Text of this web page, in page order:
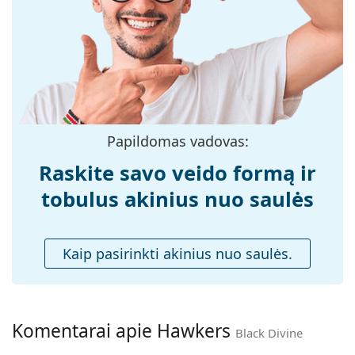
M
132 mm
Kojelės ilgis:
140 mm
plotis:
19 mm
125 g
nosies
pagalvėlės:
Ne
Ne
Priedai
Valymo šluostė:
Ne
Papildomas vadovas:
Raskite savo veido formą ir
tobulus akinius nuo saulės
Kaip pasirinkti akinius nuo saulės.
Komentarai apie Hawkers Black Divine